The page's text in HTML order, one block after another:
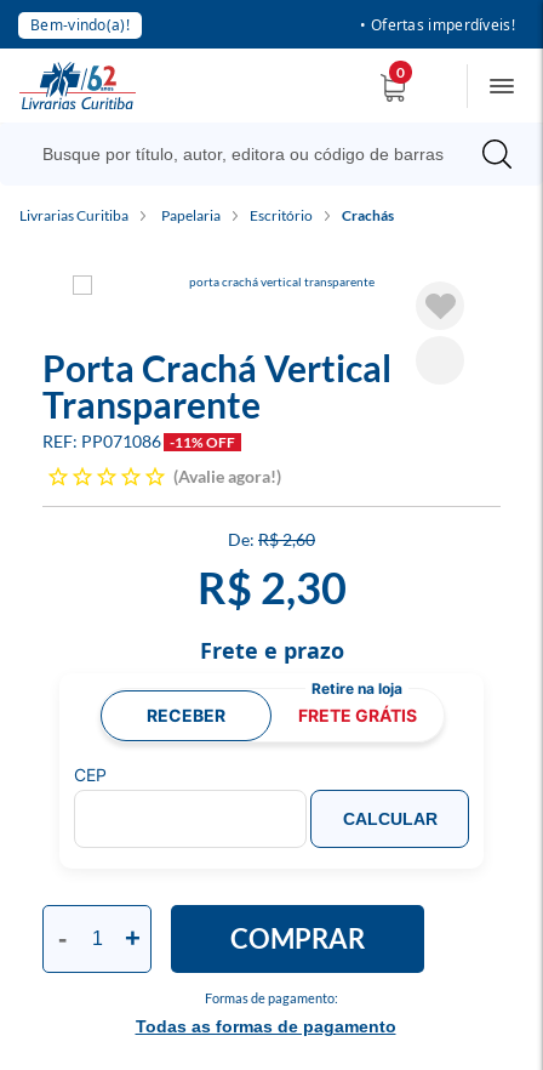
Bem-vindo(a)! • Ofertas imperdíveis!
0
Livrarias Curitiba Papelaria Escritório Crachás
Porta Crachá Vertical
Transparente
PP071086 -11% OFF
Avalie agora!
R$ 2,60
R$ 2,30
Formas de pagamento:
Todas as formas de pagamento
- + COMPRAR
Frete e prazo
RECEBER FRETE GRÁTIS
CEP
CALCULAR